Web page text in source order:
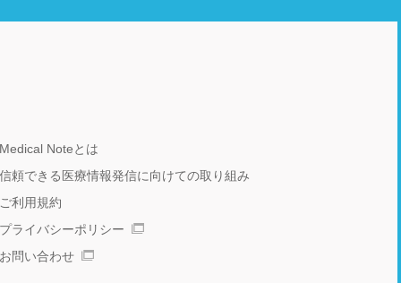
Medical Noteとは
信頼できる医療情報発信に向けての取り組み
ご利用規約
プライバシーポリシー
お問い合わせ